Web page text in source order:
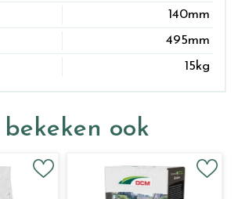
140mm
495mm
15kg
bekeken ook